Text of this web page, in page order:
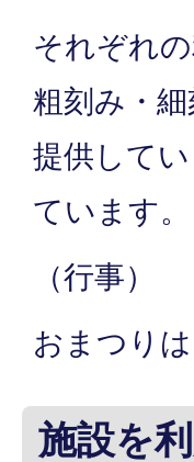
それぞれ
粗刻み・
提供して
ています。
（行事）
おまつり
施設を